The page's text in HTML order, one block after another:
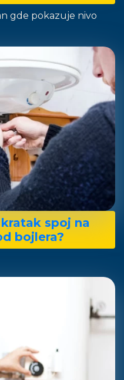
gde pokazuje nivo
spoj na
bojlera?